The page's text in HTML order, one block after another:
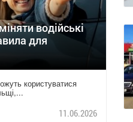
водійські
для
користуватися
11.06.2026